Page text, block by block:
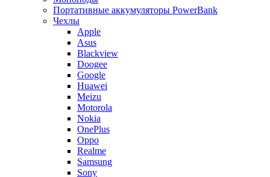
Портативные аккумуляторы PowerBank
Чехлы
Apple
Asus
Blackview
Doogee
Google
Huawei
Meizu
Motorola
Nokia
OnePlus
Oppo
Realme
Samsung
Sony